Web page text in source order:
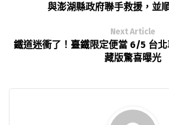
與澎湖縣政府聯手救援，並
Next Article
鐵道迷衝了！臺鐵限定便當 6/5 台
藏版驚喜曝光